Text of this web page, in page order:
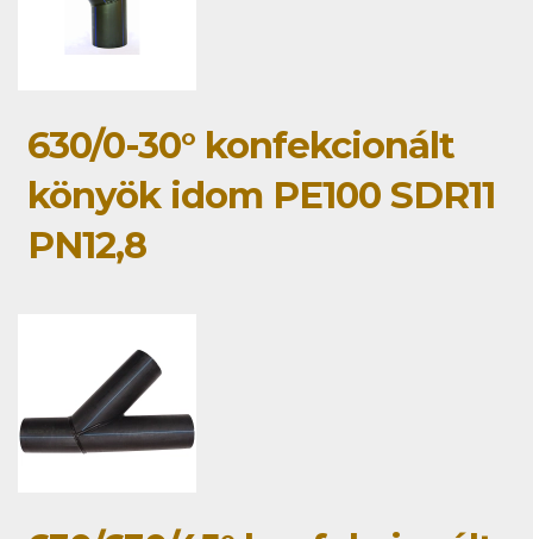
630/0-30° konfekcionált
könyök idom PE100 SDR11
PN12,8